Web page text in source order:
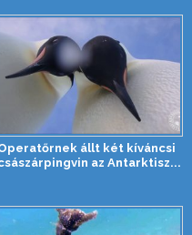
állt két kíváncsi
az Antarktisz...